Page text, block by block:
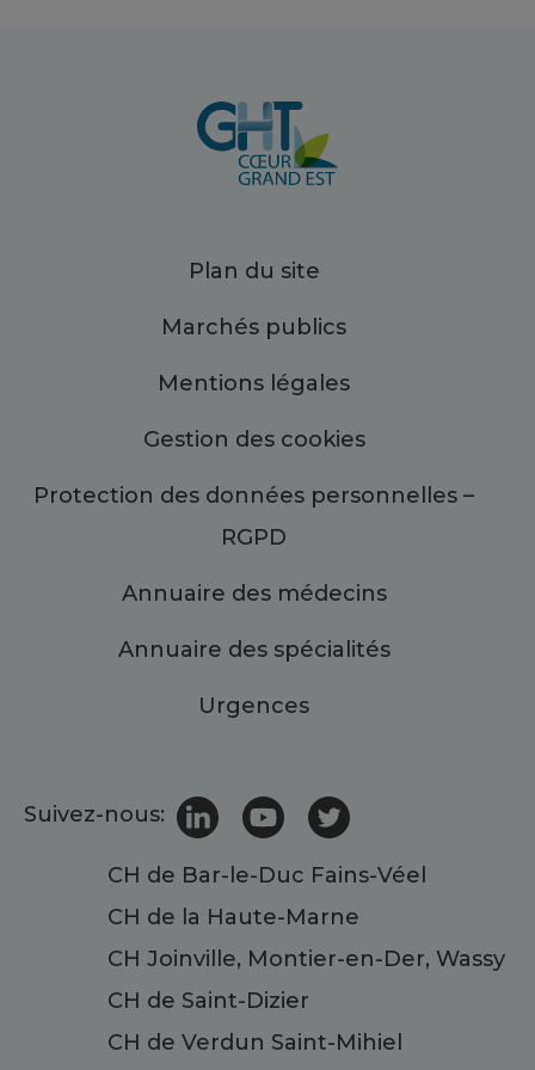
Plan du site
Marchés publics
Mentions légales
Gestion des cookies
Protection des données personnelles –
RGPD
Annuaire des médecins
Annuaire des spécialités
Urgences
Suivez-nous:
CH de Bar-le-Duc Fains-Véel
CH de la Haute-Marne
CH Joinville, Montier-en-Der, Wassy
CH de Saint-Dizier
CH de Verdun Saint-Mihiel